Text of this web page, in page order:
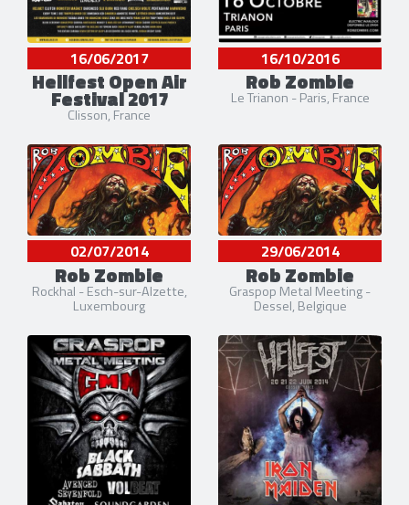
16/06/2017
Hellfest Open Air
Festival 2017
Clisson, France
16/10/2016
Rob Zombie
Le Trianon - Paris, France
02/07/2014
Rob Zombie
Rockhal - Esch-sur-Alzette,
Luxembourg
29/06/2014
Rob Zombie
Graspop Metal Meeting -
Dessel, Belgique